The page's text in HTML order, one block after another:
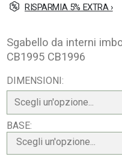
RISPARMIA 5% EXTRA ›
Sgabello da interni
CB1995 CB1996
DIMENSIONI
BASE
Scegli un'opzione...